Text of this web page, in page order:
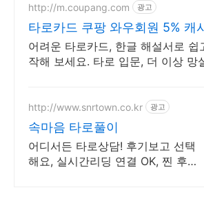
http://m.coupang.com 광고
타로카드 쿠팡 와우회원 5% 캐
어려운 타로카드, 한글 해설서로 쉽
작해 보세요. 타로 입문, 더 이상 망
http://www.snrtown.co.kr 광고
속마음 타로풀이
어디서든 타로상담! 후기보고 선택
해요, 실시간리딩 연결 OK, 찐 후